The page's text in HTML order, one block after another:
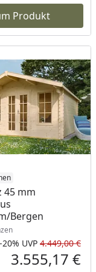
Produkt
45 mm
Bergen
-20% UVP 4.449,00 €
3.555,17 €